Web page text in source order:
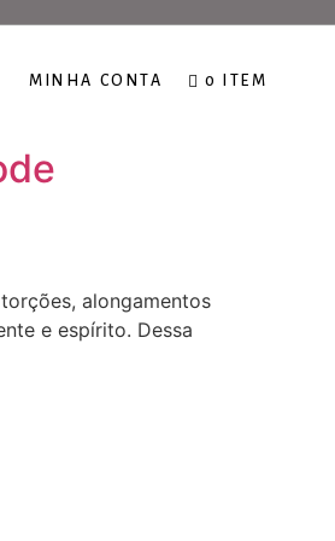
MINHA CONTA 0 ITEM
alongamentos
e espírito. Dessa